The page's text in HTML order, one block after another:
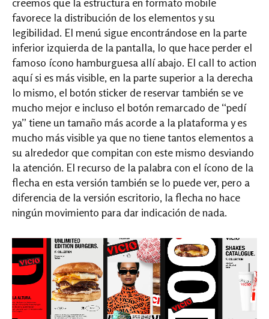
favorece la distribución de los elementos y su
legibilidad. El menú sigue encontrándose en la parte
inferior izquierda de la pantalla, lo que hace perder el
famoso ícono hamburguesa allí abajo. El call to action
aquí si es más visible, en la parte superior a la derecha
lo mismo, el botón sticker de reservar también se ve
mucho mejor e incluso el botón remarcado de “pedí
ya” tiene un tamaño más acorde a la plataforma y es
mucho más visible ya que no tiene tantos elementos a
su alrededor que compitan con este mismo desviando
la atención. El recurso de la palabra con el ícono de la
flecha en esta versión también se lo puede ver, pero a
diferencia de la versión escritorio, la flecha no hace
ningún movimiento para dar indicación de nada.